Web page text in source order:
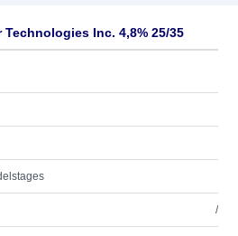
Inc. 4,8% 25/35
/